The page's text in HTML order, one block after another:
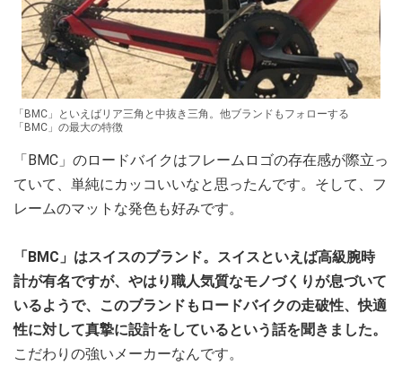
「BMC」といえばリア三角と中抜き三角。他ブランドもフォローする
「BMC」の最大の特徴
「BMC」のロードバイクはフレームロゴの存在感が際立っ
ていて、単純にカッコいいなと思ったんです。そして、フ
レームのマットな発色も好みです。
「BMC」はスイスのブランド。スイスといえば高級腕時
計が有名ですが、やはり職人気質なモノづくりが息づいて
いるようで、このブランドもロードバイクの走破性、快適
性に対して真摯に設計をしているという話を聞きました。
こだわりの強いメーカーなんです。